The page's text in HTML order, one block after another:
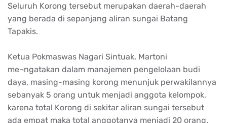
Seluruh Korong tersebut merupakan daerah-daerah
yang berada di sepanjang aliran sungai Batang
Tapakis.
Ketua Pokmaswas Nagari Sintuak, Martoni
me¬ngatakan dalam manajemen pengelolaan budi
daya, masing-masing korong menunjuk perwakilannya
sebanyak 5 orang untuk menjadi anggota kelompok,
karena total Korong di sekitar aliran sungai tersebut
ada empat maka total anggotanya menjadi 20 orang.